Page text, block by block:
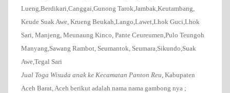
Lueng,Berdikari,Canggai,Gunong Tarok,Jambak,Keutambang,
Keude Suak Awe, Krueng Beukah,Lango,Lawet,Lhok Guci,Lhok
Sari, Manjeng, Meunaung Kinco, Pante Ceureumen,Pulo Teungoh
Manyang,Sawang Rambot, Seumantok, Seumara,Sikundo,Suak
Awe,Tegal Sari
Jual Toga Wisuda anak ke Kecamatan Panton Reu, Kabupaten
Aceh Barat, Aceh berikut adalah nama nama gambong nya ;